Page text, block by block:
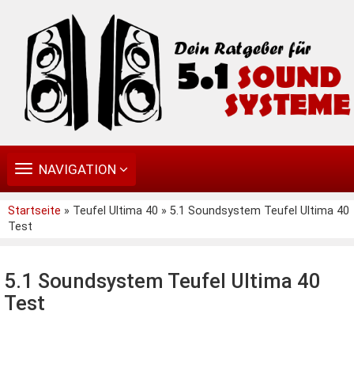
TOGGLE
NAVIGATION
NAVIGATION
Startseite » Teufel Ultima 40 » 5.1 Soundsystem Teufel Ultima 40
Test
5.1 Soundsystem Teufel Ultima 40
Test